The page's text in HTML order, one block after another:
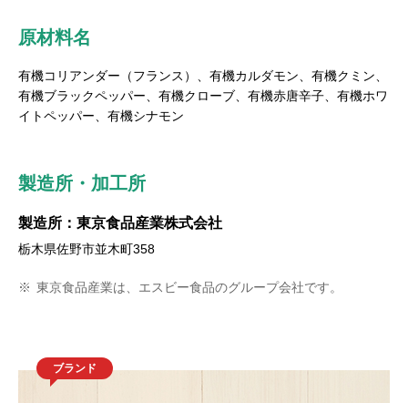
原材料名
有機コリアンダー（フランス）、有機カルダモン、有機クミン、
有機ブラックペッパー、有機クローブ、有機赤唐辛子、有機ホワ
イトペッパー、有機シナモン
製造所・加工所
製造所：東京食品産業株式会社
栃木県佐野市並木町358
※ 東京食品産業は、エスビー食品のグループ会社です。
ブランド